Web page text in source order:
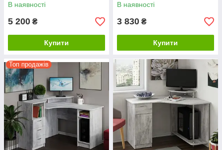
В наявності
5 200 ₴
Купити
В наявності
3 830 ₴
Купити
Топ продажів